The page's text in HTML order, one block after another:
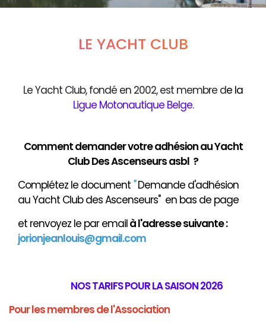
LE YACHT CLUB
Le Yacht Club, fondé en 2002, est membre de la
Ligue Motonautique Belge.
Comment demander votre adhésion au Yacht
Club Des Ascenseurs asbl ?
Complétez le document "Demande d'adhésion
au Yacht Club des Ascenseurs" en bas de page
et renvoyez le par emailàl'adresse suivante :
jorionjeanlouis@gmail.com
NOS TARIFS POUR LA SAISON 2026
Pour les membres de l'Association